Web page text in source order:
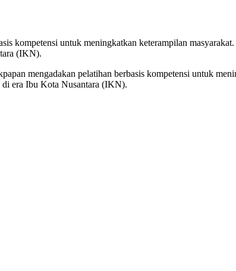
kompetensi untuk meningkatkan keterampilan
(IKN).
mengadakan pelatihan berbasis kompetensi untuk
di era Ibu Kota Nusantara (IKN).